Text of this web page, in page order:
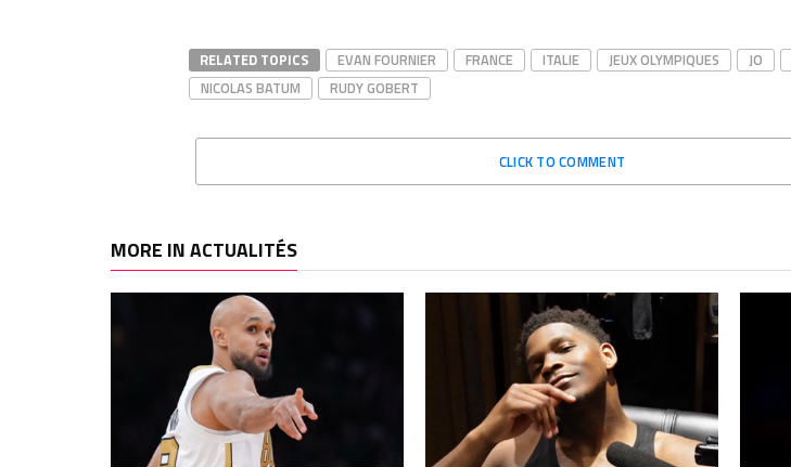
RELATED TOPICS EVAN FOURNIER FRANCE ITALIE JEUX OLYMPIQUES JO
NICOLAS BATUM
RUDY GOBERT
CLICK TO COMMENT
MORE IN ACTUALITÉS